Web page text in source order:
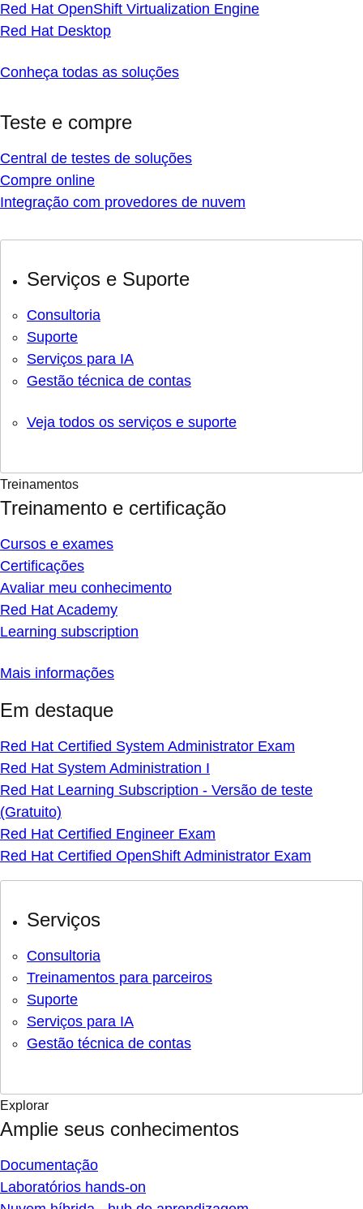
Red Hat OpenShift Virtualization Engine
Red Hat Desktop
Conheça todas as soluções
Teste e compre
Central de testes de soluções
Compre online
Integração com provedores de nuvem
Serviços e Suporte
Consultoria
Suporte
Serviços para IA
Gestão técnica de contas
Veja todos os serviços e suporte
Treinamentos
Treinamento e certificação
Cursos e exames
Certificações
Avaliar meu conhecimento
Red Hat Academy
Learning subscription
Mais informações
Em destaque
Red Hat Certified System Administrator Exam
Red Hat System Administration I
Red Hat Learning Subscription - Versão de teste
(Gratuito)
Red Hat Certified Engineer Exam
Red Hat Certified OpenShift Administrator Exam
Serviços
Consultoria
Treinamentos para parceiros
Suporte
Serviços para IA
Gestão técnica de contas
Explorar
Amplie seus conhecimentos
Documentação
Laboratórios hands-on